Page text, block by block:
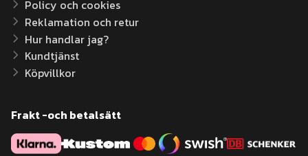
Policy och cookies
Reklamation och retur
Hur handlar jag?
Kundtjänst
Köpvillkor
Frakt -och betalsätt